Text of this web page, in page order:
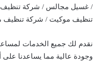
/ غسيل مجالس / شركة تنظيف
تنظيف موكيت / شركة تنظيف
نقدم لك جميع الخدمات
وجودة عالية مما يساعدنا على